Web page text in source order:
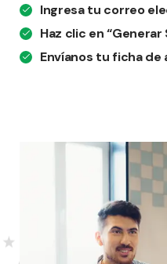
Ingresa tu correo
Haz clic en
Envíanos tu ficha de